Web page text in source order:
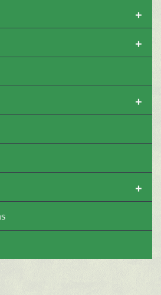
+
+
+
+